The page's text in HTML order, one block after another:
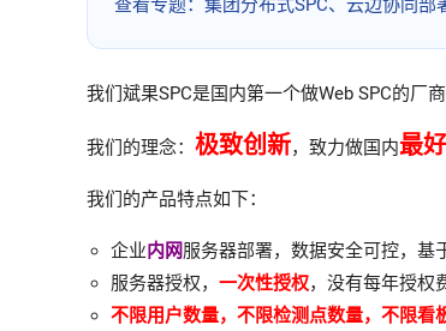
查看专题：集团分布式SPC、云边协同部
我们斌果SPC是国内第一个做Web SPC的厂
我们的理念： 极致创新，致力做国内最
我们的产品特点如下：
企业内网服务器部署，数据安全可控，基
服务器授权， 一次性授权，没有每年授权
不限用户数量，不限检测点数量，不限看